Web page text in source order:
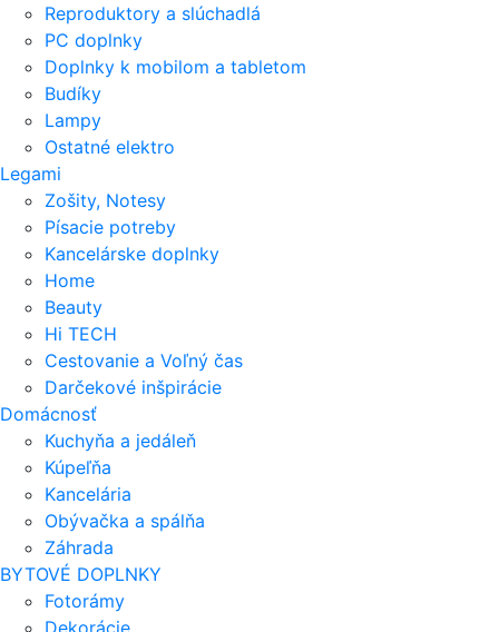
Reproduktory a slúchadlá
PC doplnky
Doplnky k mobilom a tabletom
Budíky
Lampy
Ostatné elektro
Legami
Zošity, Notesy
Písacie potreby
Kancelárske doplnky
Home
Beauty
Hi TECH
Cestovanie a Voľný čas
Darčekové inšpirácie
Domácnosť
Kuchyňa a jedáleň
Kúpeľňa
Kancelária
Obývačka a spálňa
Záhrada
BYTOVÉ DOPLNKY
Fotorámy